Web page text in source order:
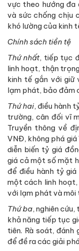
vực theo hướng đa
và sức chống chịu
khó lường của kinh
Chính sách tiền tệ
Thứ nhất, tiếp tục
linh hoạt, thận
kinh tế gắn với giữ
lạm phát, bảo đảm
Thứ hai, điều hành
trường, cân đối vĩ
Truyền thông về
VNĐ, không phá
diễn biến tỷ giá
giá cả một số mặt
để điều hành tỷ
một cách linh
với lạm phát và môi
Thứ ba, nghiên
khả năng tiếp tục
tiên. Rà soát,
để đề ra các giải